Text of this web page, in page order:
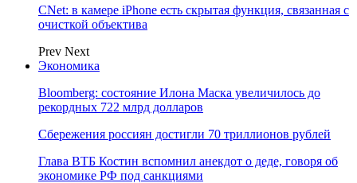
CNet: в камере iPhone есть скрытая функция, связанная с
очисткой объектива
Prev Next
Экономика
Bloomberg: состояние Илона Маска увеличилось до
рекордных 722 млрд долларов
Сбережения россиян достигли 70 триллионов рублей
Глава ВТБ Костин вспомнил анекдот о деде, говоря об
экономике РФ под санкциями